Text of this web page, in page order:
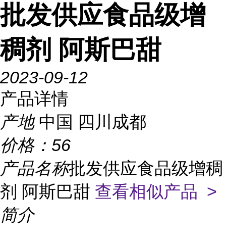
批发供应食品级增
稠剂 阿斯巴甜
2023-09-12
产品详情
产地 中国 四川成都
价格： 56
产品名称批发供应食品级增稠
剂 阿斯巴甜 查看相似产品 >
简介